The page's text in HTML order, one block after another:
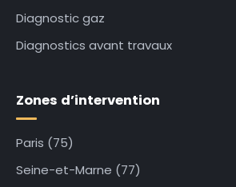
Diagnostic gaz
Diagnostics avant travaux
Zones d’intervention
Paris (75)
Seine-et-Marne (77)